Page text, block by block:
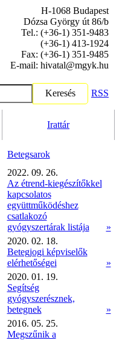
H-1068 Budapest
Dózsa György út 86/b
Tel.: (+36-1) 351-9483
(+36-1) 413-1924
Fax: (+36-1) 351-9485
E-mail: hivatal@mgyk.hu
Keresés RSS
Irattár
Betegsarok
2022. 09. 26.
Az étrend-kiegészítőkkel
kapcsolatos
együttműködéshez
csatlakozó
gyógyszertárak listája
»
2020. 02. 18.
Betegjogi képviselők
elérhetőségei
»
2020. 01. 19.
Segítség
gyógyszerésznek,
betegnek
»
2016. 05. 25.
Megszűnik a